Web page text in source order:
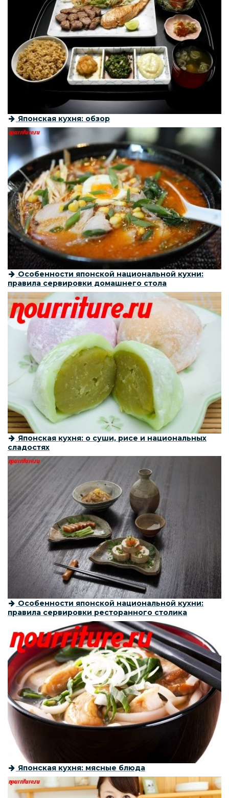
Японская кухня: обзор
Особенности японской национальной кухни:
правила сервировки домашнего стола
Японская кухня: о суши, рисе и национальных
сладостях
Особенности японской национальной кухни:
правила сервировки ресторанного столика
Японская кухня: мясные блюда